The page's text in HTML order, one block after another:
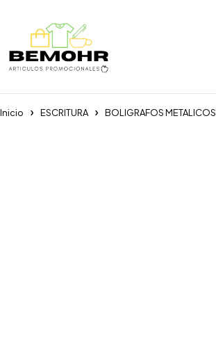
Inicio ESCRITURA BOLIGRAFOS METALICOS